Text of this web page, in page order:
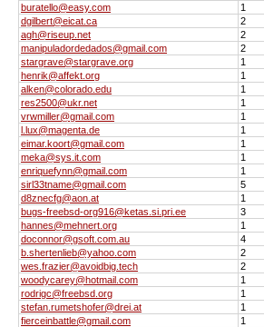
buratello@easy.com
1
dgilbert@eicat.ca
2
agh@riseup.net
2
manipuladordedados@gmail.com
2
stargrave@stargrave.org
1
henrik@affekt.org
1
alken@colorado.edu
1
res2500@ukr.net
1
vrwmiller@gmail.com
1
l.lux@magenta.de
1
eimar.koort@gmail.com
1
meka@sys.it.com
1
enriquefynn@gmail.com
1
sirl33tname@gmail.com
5
d8znecfg@aon.at
1
bugs-freebsd-org916@ketas.si.pri.ee
3
hannes@mehnert.org
1
doconnor@gsoft.com.au
4
b.shertenlieb@yahoo.com
2
wes.frazier@avoidbig.tech
2
woodycarey@hotmail.com
1
rodrigc@freebsd.org
1
stefan.rumetshofer@drei.at
1
fierceinbattle@gmail.com
1